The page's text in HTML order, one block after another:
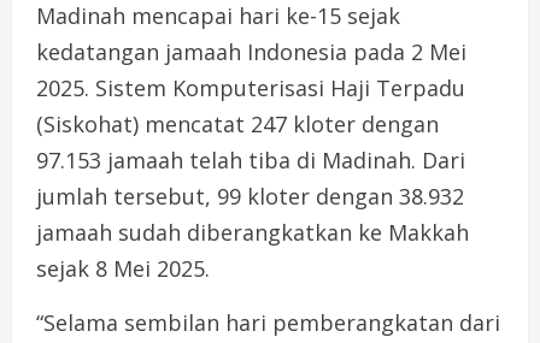
Madinah mencapai hari ke-15 sejak
kedatangan jamaah Indonesia pada 2 Mei
2025. Sistem Komputerisasi Haji Terpadu
(Siskohat) mencatat 247 kloter dengan
97.153 jamaah telah tiba di Madinah. Dari
jumlah tersebut, 99 kloter dengan 38.932
jamaah sudah diberangkatkan ke Makkah
sejak 8 Mei 2025.
“Selama sembilan hari pemberangkatan dari